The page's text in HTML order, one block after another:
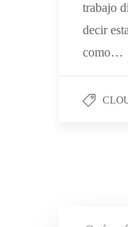
trabajo
decir
como…